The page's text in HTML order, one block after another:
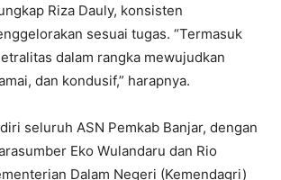
Riza Dauly, konsisten
sesuai tugas. “Termasuk
dalam rangka mewujudkan
dan kondusif,” harapnya.
seluruh ASN Pemkab Banjar, dengan
Eko Wulandaru dan Rio
Dalam Negeri (Kemendagri)